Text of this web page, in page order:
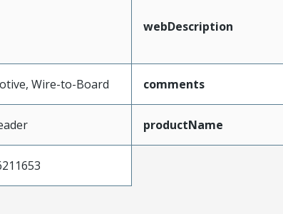
webDescription
Wire-to-Board comments
productName